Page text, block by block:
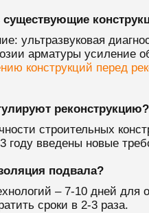
ультразвуковая
арматуры усиление
конструкций перед
реконструкцию?
строительных
году введены новые
подвала?
– 7-10 дней для
сроки в 2-3 раза.